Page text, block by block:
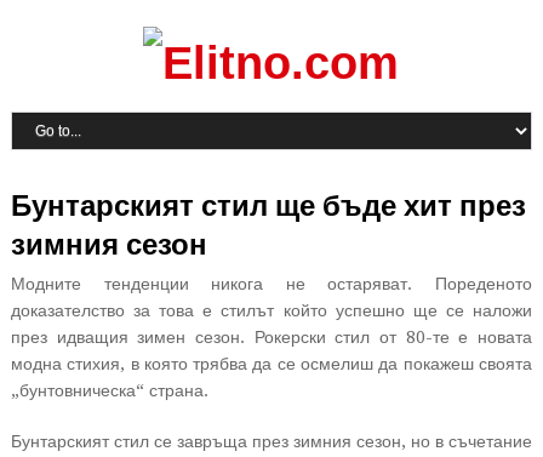
Бунтарският стил ще бъде хит през
зимния сезон
Модните тенденции никога не остаряват. Пореденото
доказателство за това е стилът който успешно ще се наложи
през идващия зимен сезон. Рокерски стил от 80-те е новата
модна стихия, в която трябва да се осмелиш да покажеш своята
„бунтовническа“ страна.
Бунтарският стил се завръща през зимния сезон, но в съчетание